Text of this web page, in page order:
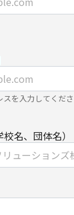
技術を施し、安
】
ョンズ株式会社
ョンズ株式会社
ィング部
を入力してくだ
名、団体名）